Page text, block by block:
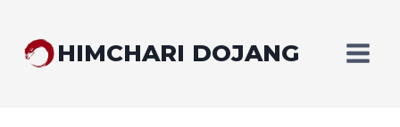
contenidoHIMCHARI DOJANG